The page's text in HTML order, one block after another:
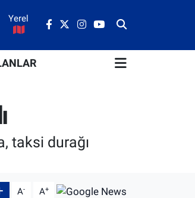
Yerel
taksi durağı
A- A+